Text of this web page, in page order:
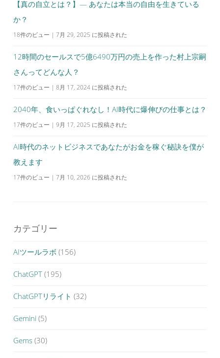
【真の自立とは？】— あなたは本当の自由を生きている
か？
18件のビュー | 7月 29, 2025 に投稿された
12時間のセールスで5億6490万円の売上を作った村上宗嗣
さんってどんな人？
17件のビュー | 8月 17, 2024 に投稿された
2040年、食いっぱぐれなし！AI時代に爆伸びの仕事とは？
17件のビュー | 9月 17, 2025 に投稿された
AI時代のネットビジネスであなたがお金を稼ぐ秘訣を僕が
教えます
17件のビュー | 7月 10, 2026 に投稿された
カテゴリー
AIツールラボ (156)
ChatGPT (195)
ChatGPTリライト (32)
Gemini (5)
Gems (30)